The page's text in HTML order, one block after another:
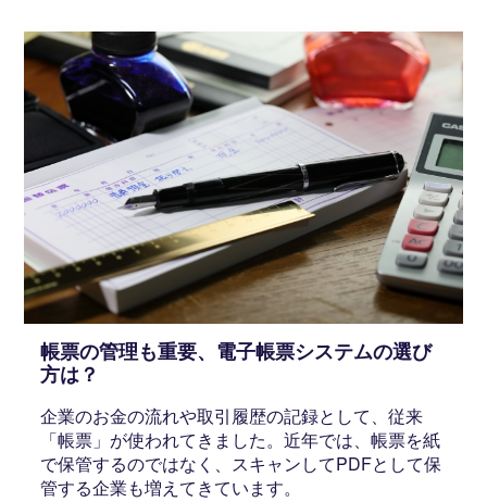
帳票の管理も重要、電子帳票システムの選び
方は？
企業のお金の流れや取引履歴の記録として、従来
「帳票」が使われてきました。近年では、帳票を紙
で保管するのではなく、スキャンしてPDFとして保
管する企業も増えてきています。